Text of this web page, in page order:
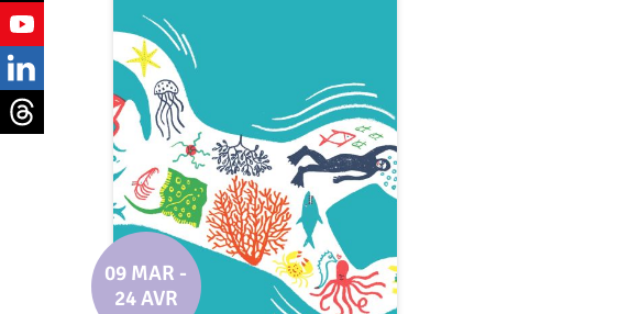
09 MAR -
24 AVR